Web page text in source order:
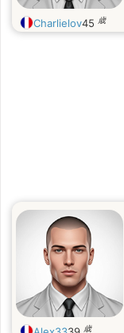
Charlielov45 歳
歳